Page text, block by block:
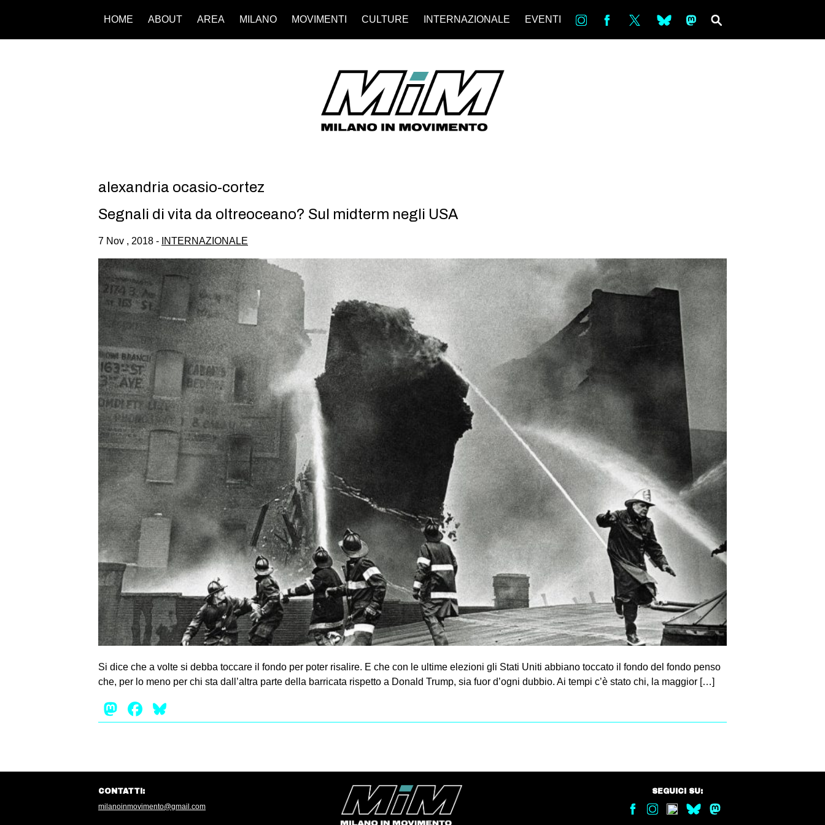
HOME ABOUT AREA MILANO MOVIMENTI CULTURE INTERNAZIONALE EVENTI in bsky ms
alexandria ocasio-cortez
Segnali di vita da oltreoceano? Sul midterm negli USA
7 Nov , 2018 - INTERNAZIONALE
Si dice che a volte si debba toccare il fondo per poter risalire. E che con le ultime elezioni gli Stati Uniti abbiano toccato il fondo del fondo penso
che, per lo meno per chi sta dall’altra parte della barricata rispetto a Donald Trump, sia fuor d’ogni dubbio. Ai tempi c’è stato chi, la maggior […]
Mastodon
Facebook
CONTATTI:
milanoinmovimento@gmail.com
SEGUICI SU: